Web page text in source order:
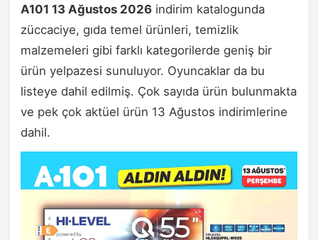
A101 13 Ağustos 2026 indirim katalogunda
züccaciye, gıda temel ürünleri, temizlik
malzemeleri gibi farklı kategorilerde geniş bir
ürün yelpazesi sunuluyor. Oyuncaklar da bu
listeye dahil edilmiş. Çok sayıda ürün bulunmakta
ve pek çok aktüel ürün 13 Ağustos indirimlerine
dahil.